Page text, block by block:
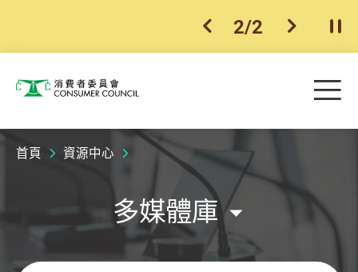
上一個
2/2 下一個開
消費者委員會 目
首頁 資源中心
多媒體庫